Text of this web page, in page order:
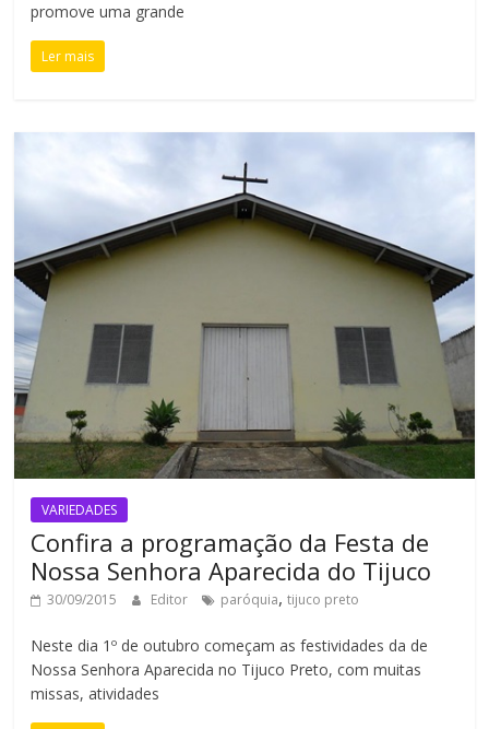
promove uma grande
Ler mais
VARIEDADES
Confira a programação da Festa de
Nossa Senhora Aparecida do Tijuco
30/09/2015 Editor paróquia,tijuco preto
Neste dia 1º de outubro começam as festividades da de
Nossa Senhora Aparecida no Tijuco Preto, com muitas
missas, atividades